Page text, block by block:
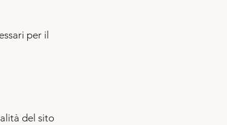
per il
del sito